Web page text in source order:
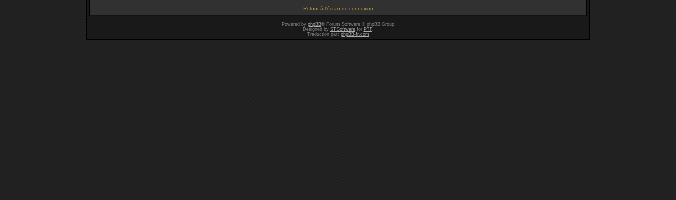
Retour à l’écran de connexion
Powered by phpBB® Forum Software © phpBB Group
Designed by STSoftwarefor PTF.
Traduction par: phpBB-fr.com